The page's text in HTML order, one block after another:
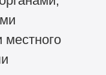
местного